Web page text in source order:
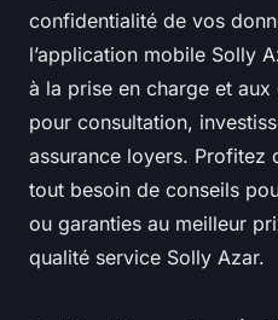
confidentialité de vos
l’application mobile Solly
à la prise en charge et
pour consultation,
assurance loyers. Profitez
tout besoin de conseils
ou garanties au meilleur
qualité service Solly Azar.